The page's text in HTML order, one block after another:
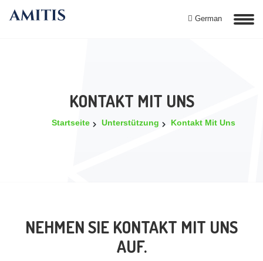
German
KONTAKT MIT UNS
Startseite Unterstützung Kontakt Mit Uns
NEHMEN SIE KONTAKT MIT UNS
AUF.